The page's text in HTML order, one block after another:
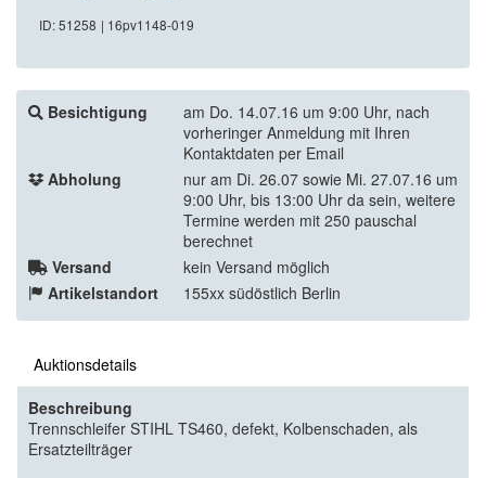
ID: 51258 | 16pv1148-019
Besichtigung
am Do. 14.07.16 um 9:00 Uhr, nach
vorheringer Anmeldung mit Ihren
Kontaktdaten per Email
Abholung
nur am Di. 26.07 sowie Mi. 27.07.16 um
9:00 Uhr, bis 13:00 Uhr da sein, weitere
Termine werden mit 250 pauschal
berechnet
Versand
kein Versand möglich
Artikelstandort
155xx südöstlich Berlin
Auktionsdetails
Beschreibung
Trennschleifer STIHL TS460, defekt, Kolbenschaden, als
Ersatzteilträger